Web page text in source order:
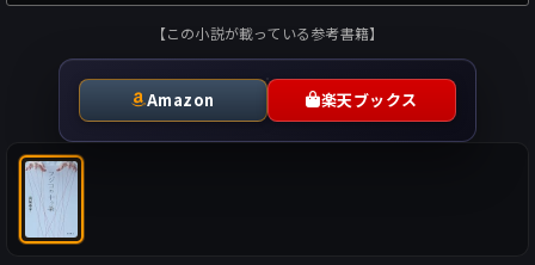
【この小説が載っている参考書籍】
Amazon 楽天ブックス